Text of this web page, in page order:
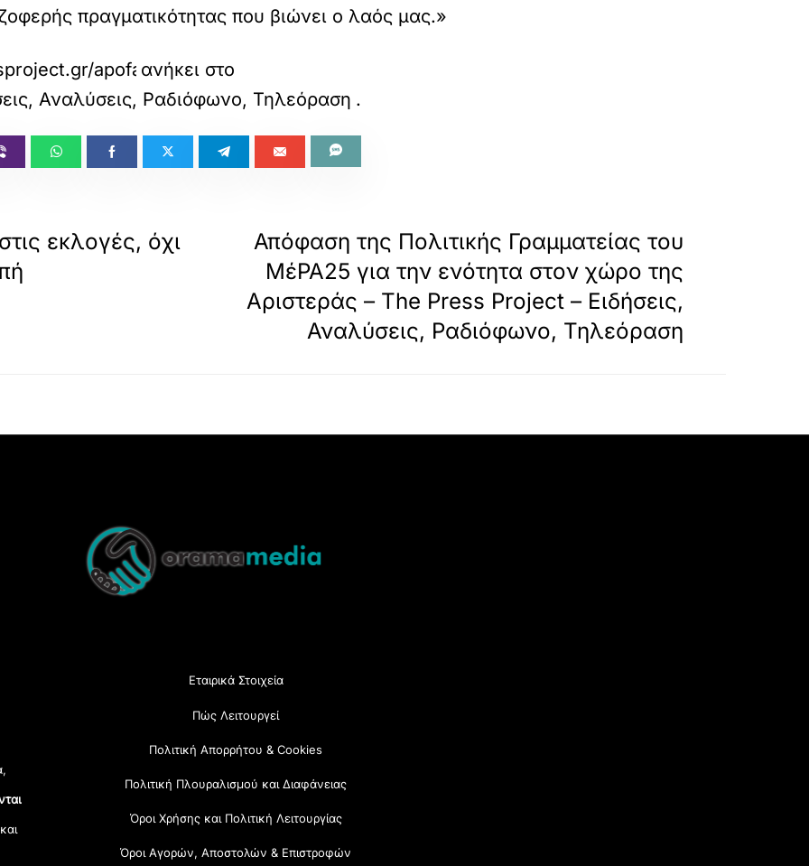
πραγματικότητας που βιώνει ο λαός μας.»
apofasi-tis-politikis-grammateias-tou-mera25-gia-tin-enotita-ston-choro-tis-
ανήκει στο
Αναλύσεις, Ραδιόφωνο, Τηλεόραση .
εκλογές, όχι
Απόφαση της Πολιτικής Γραμματείας του
ΜέΡΑ25 για την ενότητα στον χώρο της
Αριστεράς – The Press Project – Ειδήσεις,
Αναλύσεις, Ραδιόφωνο, Τηλεόραση
Top
Εταιρικά Στοιχεία
Πώς Λειτουργεί
Πολιτική Απορρήτου & Cookies
Πολιτική Πλουραλισμού και Διαφάνειας
Όροι Χρήσης και Πολιτική Λειτουργίας
Όροι Αγορών, Αποστολών & Επιστροφών